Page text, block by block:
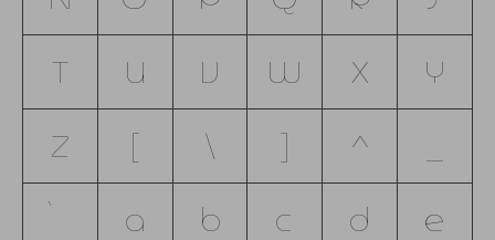
T
U V W X
Y
Z
[ \ ] ^
a b c d
e